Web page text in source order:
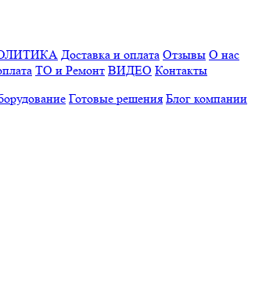
Доставка и оплата Отзывы О нас
ТО и Ремонт ВИДЕО Контакты
Готовые решения Блог компании